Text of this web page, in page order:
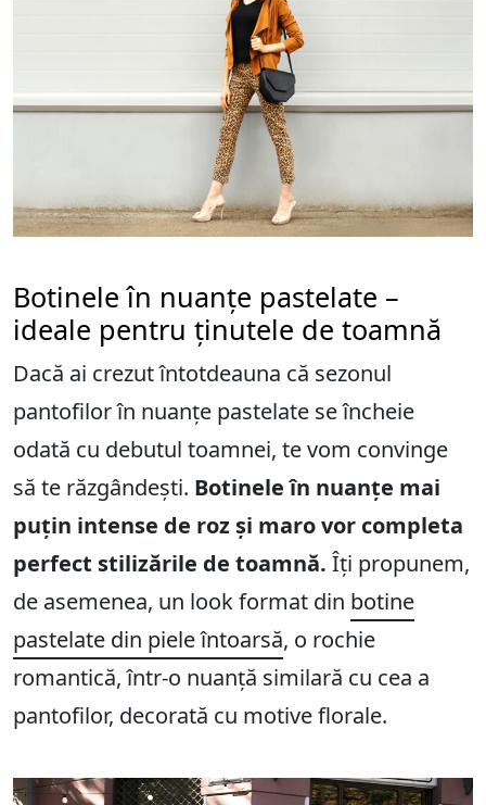
Botinele în nuanțe pastelate –
ideale pentru ținutele de toamnă
Dacă ai crezut întotdeauna că sezonul
pantofilor în nuanțe pastelate se încheie
odată cu debutul toamnei, te vom convinge
să te răzgândești. Botinele în nuanțe mai
puțin intense de roz și maro vor completa
perfect stilizările de toamnă. Îți propunem,
de asemenea, un look format din botine
pastelate din piele întoarsă, o rochie
romantică, într-o nuanță similară cu cea a
pantofilor, decorată cu motive florale.